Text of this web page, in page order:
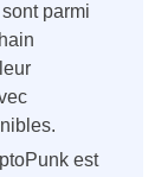
parmi
est